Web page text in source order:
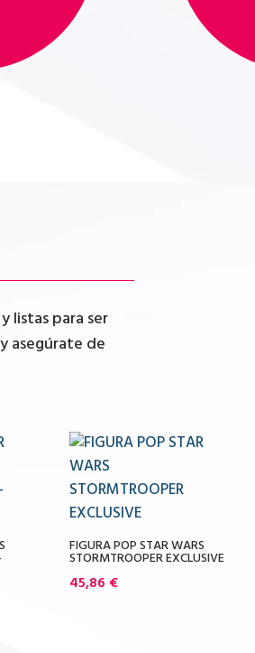
listas para ser
asegúrate de
FIGURA POP STAR WARS
STORMTROOPER EXCLUSIVE
45,86 €